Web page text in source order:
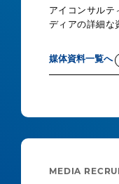
アイコンサルテ
ディアの詳細な
媒体資料一覧へ
MEDIA